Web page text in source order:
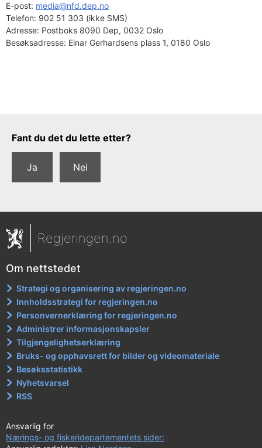
E-post: media@nfd.dep.no
Telefon: 902 51 303 (ikke SMS)
Adresse: Postboks 8090 Dep, 0032 Oslo
Besøksadresse: Einar Gerhardsens plass 1, 0180 Oslo
Tilbakemeldingsskjema
Fant du det du lette etter?
Ja Nei
Regjeringen.no
Om nettstedet
Strategi og organisering av regjeringen.no
Innholdsstrategi for regjeringen.no
Personvernerklæring for regjeringen.no
Administrer informasjonskapsler
Tilgjengelighetserklæring
Bruks- og opphavsrett for bilder og videomateriale
Besøksstatistikk
Nyhetsvarsel
RSS
Ansvarlig for
Nærings- og fiskeridepartementets sider: